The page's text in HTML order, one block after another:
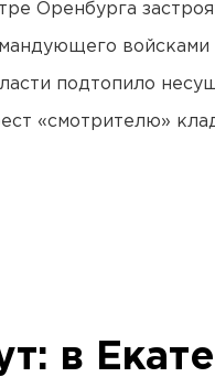
Оренбурга
подтопило
«смотрителю»
в